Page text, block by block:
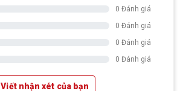
0 Đánh giá
0 Đánh giá
0 Đánh giá
0 Đánh giá
Viết nhận xét của bạn